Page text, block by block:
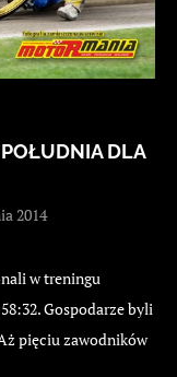
DLA
2014
w treningu
Gospodarze byli
pięciu zawodników